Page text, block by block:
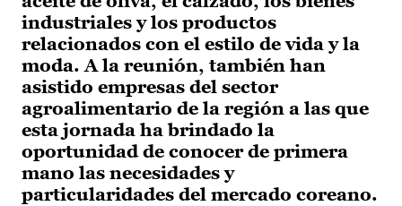
industriales y los productos
relacionados con el estilo de vida y la
moda. A la reunión, también han
asistido empresas del sector
agroalimentario de la región a las que
esta jornada ha brindado la
oportunidad de conocer de primera
mano las necesidades y
particularidades del mercado coreano.